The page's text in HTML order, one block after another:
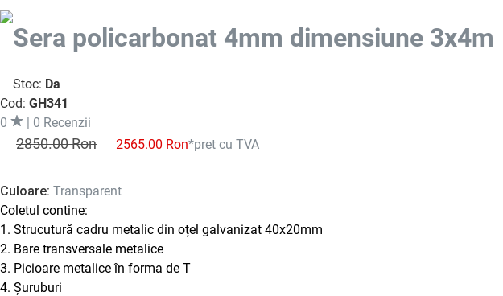
Sera policarbonat 4mm dimensiune 3x4m
Stoc: Da
Cod: GH341
0
| 0 Recenzii
2850.00 Ron 2565.00 Ron*pret cu TVA
Culoare: Transparent
Coletul contine:
1. Strucutură cadru metalic din oțel galvanizat 40x20mm
2. Bare transversale metalice
3. Picioare metalice în forma de T
4. Șuruburi